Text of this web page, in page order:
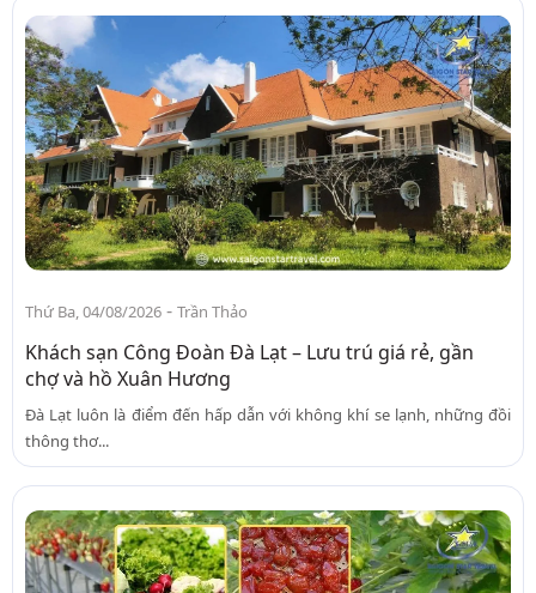
Thứ Ba, 04/08/2026 - Trần Thảo
Khách sạn Công Đoàn Đà Lạt – Lưu trú giá rẻ, gần
chợ và hồ Xuân Hương
Đà Lạt luôn là điểm đến hấp dẫn với không khí se lạnh, những đồi
thông thơ...